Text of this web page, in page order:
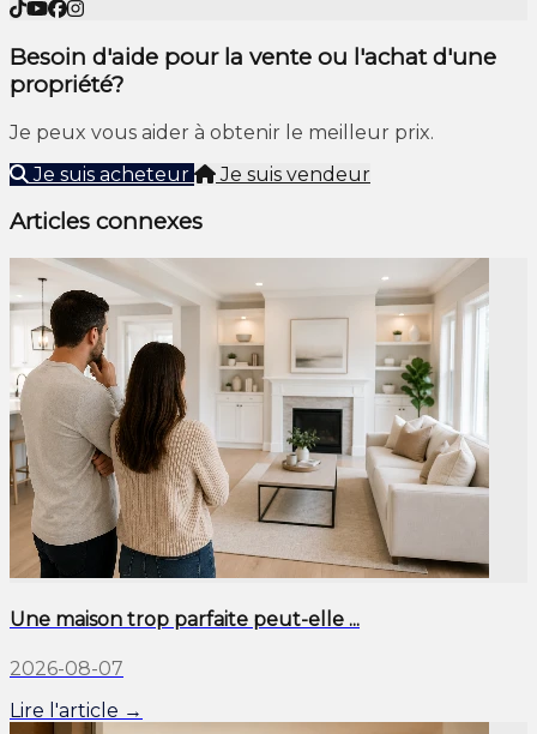
Besoin d'aide pour la vente ou l'achat d'une
propriété?
Je peux vous aider à obtenir le meilleur prix.
Je suis acheteur
Je suis vendeur
Articles connexes
Une maison trop parfaite peut-elle ...
2026-08-07
Lire l'article →